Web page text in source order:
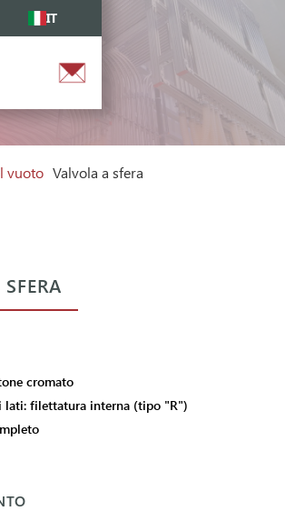
IT
vuoto Valvola a sfera
cromato
lati: filettatura interna (tipo "R")